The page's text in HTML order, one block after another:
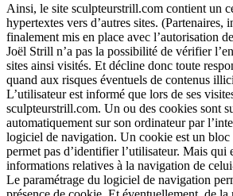
Ainsi, le site sculpteurstrill.com contient un
hypertextes vers d’autres sites.
finalement mis en place avec l’autorisation
Joël Strill n’a pas la possibilité de vérifier
sites ainsi visités. Et décline donc toute
quand aux risques éventuels de contenus
L’utilisateur est informé que lors de ses
sculpteurstrill.com. Un ou des cookies sont
automatiquement sur son ordinateur par
logiciel de navigation. Un cookie est un bloc
permet pas d’identifier l’utilisateur. Mais qui
informations relatives à la navigation de
Le paramétrage du logiciel de navigation